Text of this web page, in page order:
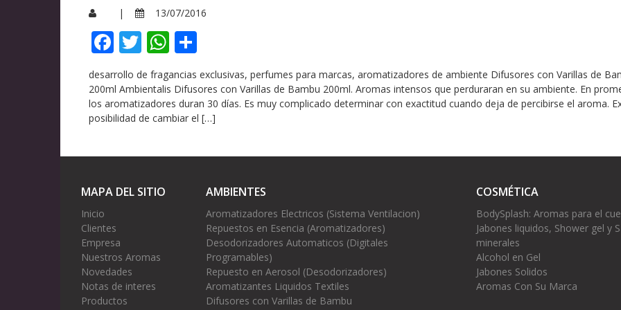
| 13/07/2016
Facebook
TwitterWhatsApp
desarrollo de fragancias exclusivas, perfumes para marcas, aromatizadores de ambiente Difusores con Varillas de
200ml Ambientalis Difusores con Varillas de Bambu 200ml. Aromas intensos que perduraran en su ambiente. En
los aromatizadores duran 30 días. Es muy complicado determinar con exactitud cuando deja de percibirse el aroma.
posibilidad de cambiar el […]
MAPA DEL SITIO
Inicio
Clientes
Empresa
Nuestros Aromas
Novedades
Notas de interes
Productos
AMBIENTES
Aromatizadores Electricos (Sistema Ventilacion)
Repuestos en Esencia (Aromatizadores)
Desodorizadores Automaticos (Digitales
Programables)
Repuesto en Aerosol (Desodorizadores)
Aromatizantes Liquidos Textiles
Difusores con Varillas de Bambu
COSMÉTICA
BodySplash: Aromas para el
Jabones liquidos, Shower gel y
minerales
Alcohol en Gel
Jabones Solidos
Aromas Con Su Marca